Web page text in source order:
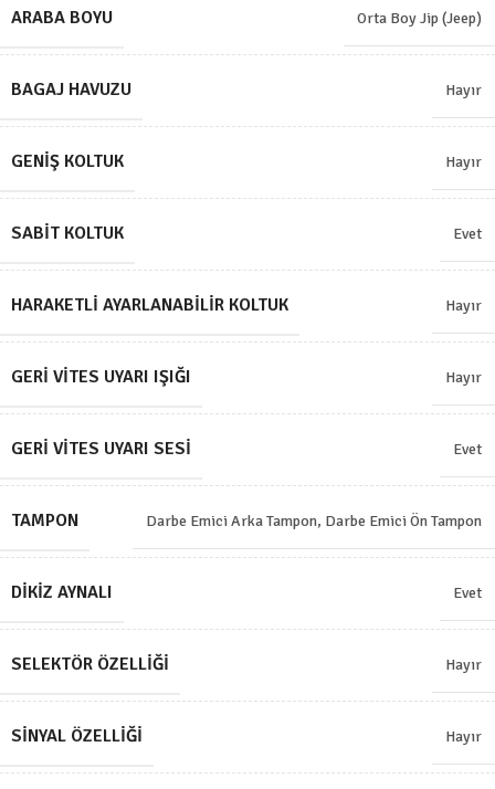
ARABA BOYU Orta Boy Jip (Jeep)
BAGAJ HAVUZU Hayır
GENIŞ KOLTUK Hayır
SABIT KOLTUK Evet
HARAKETLI AYARLANABILIR KOLTUK Hayır
GERI VITES UYARI IŞIĞI Hayır
GERI VITES UYARI SESI Evet
TAMPON Darbe Emici Arka Tampon, Darbe Emici Ön Tampon
DIKIZ AYNALI Evet
SELEKTÖR ÖZELLIĞI Hayır
SINYAL ÖZELLIĞI Hayır